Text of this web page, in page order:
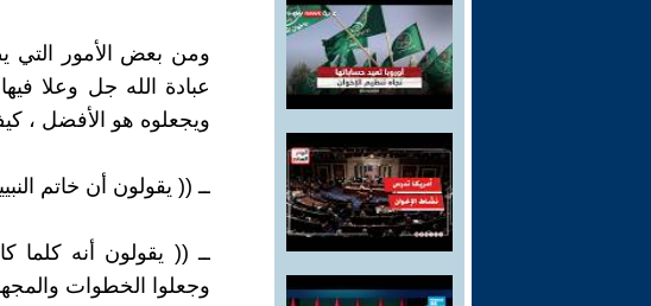
ومن بعض الأمور التي
عبادة الله جل وعلا
ويجعلوه هو الأفضل ،
ــ (( يقولون أن خاتم
ــ (( يقولون أنه كلما
وجعلوا الخطوات